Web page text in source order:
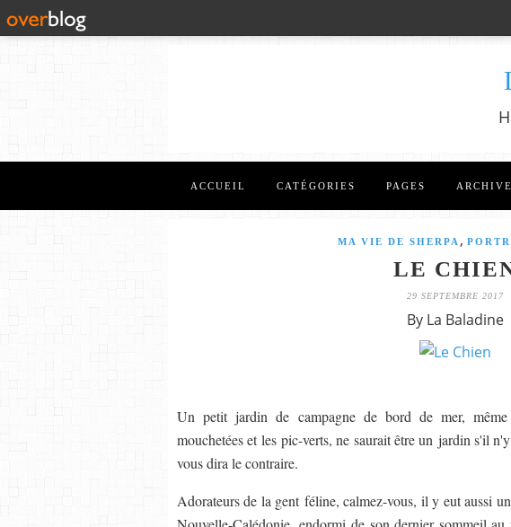
ACCUEIL CATÉGORIES PAGES
MA VIE DE SHERPA ,
LE
29 SEPTEMBRE 2017
By La Baladine
Un petit jardin de campagne de bord de mer,
mouchetées et les pic-verts, ne saurait être un jardin s'il
vous dira le contraire.
Adorateurs de la gent féline, calmez-vous, il y eut aussi